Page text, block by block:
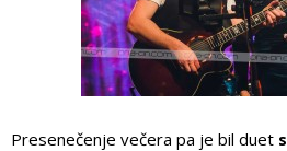
Presenečenje večera pa je bil duet